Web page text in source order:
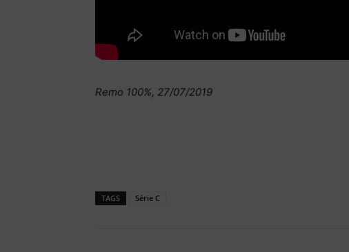
Remo 100%, 27/07/2019
TAGS Série C